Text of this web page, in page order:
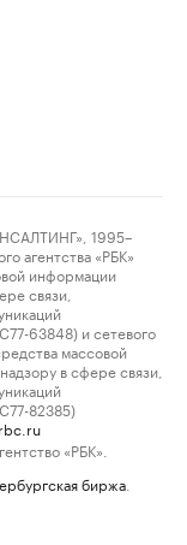
1995–
агентства «РБК»
информации
связи,
63848) и сетевого
массовой
в сфере связи,
82385)
«РБК».
биржа